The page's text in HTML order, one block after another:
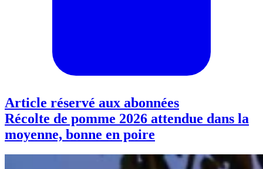
Article réservé aux abonnées
Récolte de pomme 2026 attendue dans la
moyenne, bonne en poire